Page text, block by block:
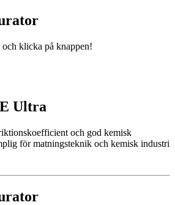
klicka på knappen!
Ultra
och god kemisk
för matningsteknik och kemisk industri